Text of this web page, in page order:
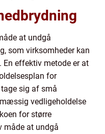
at undgå
som virksomheder kan
effektiv metode er at
for
sig af små
vedligeholdelse
for større
måde at undgå